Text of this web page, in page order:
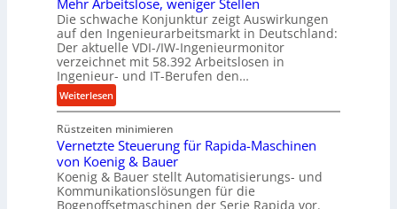
d
l
a
n
g
e
b
i
g
e
K
o
n
e
s
s
t
e
e
r
t
U
Mehr Arbeitslose, weniger Stellen
Die schwache Konjunktur zeigt Auswirkungen
auf den Ingenieurarbeitsmarkt in Deutschland:
Der aktuelle VDI-/IW-Ingenieurmonitor
verzeichnet mit 58.392 Arbeitslosen in
Ingenieur- und IT-Berufen den…
Weiterlesen:
M
e
h
r
A
r
Rüstzeiten minimieren
Vernetzte Steuerung für Rapida-Maschinen
von Koenig & Bauer
Koenig & Bauer stellt Automatisierungs- und
Kommunikationslösungen für die
Bogenoffsetmaschinen der Serie Rapida vor.